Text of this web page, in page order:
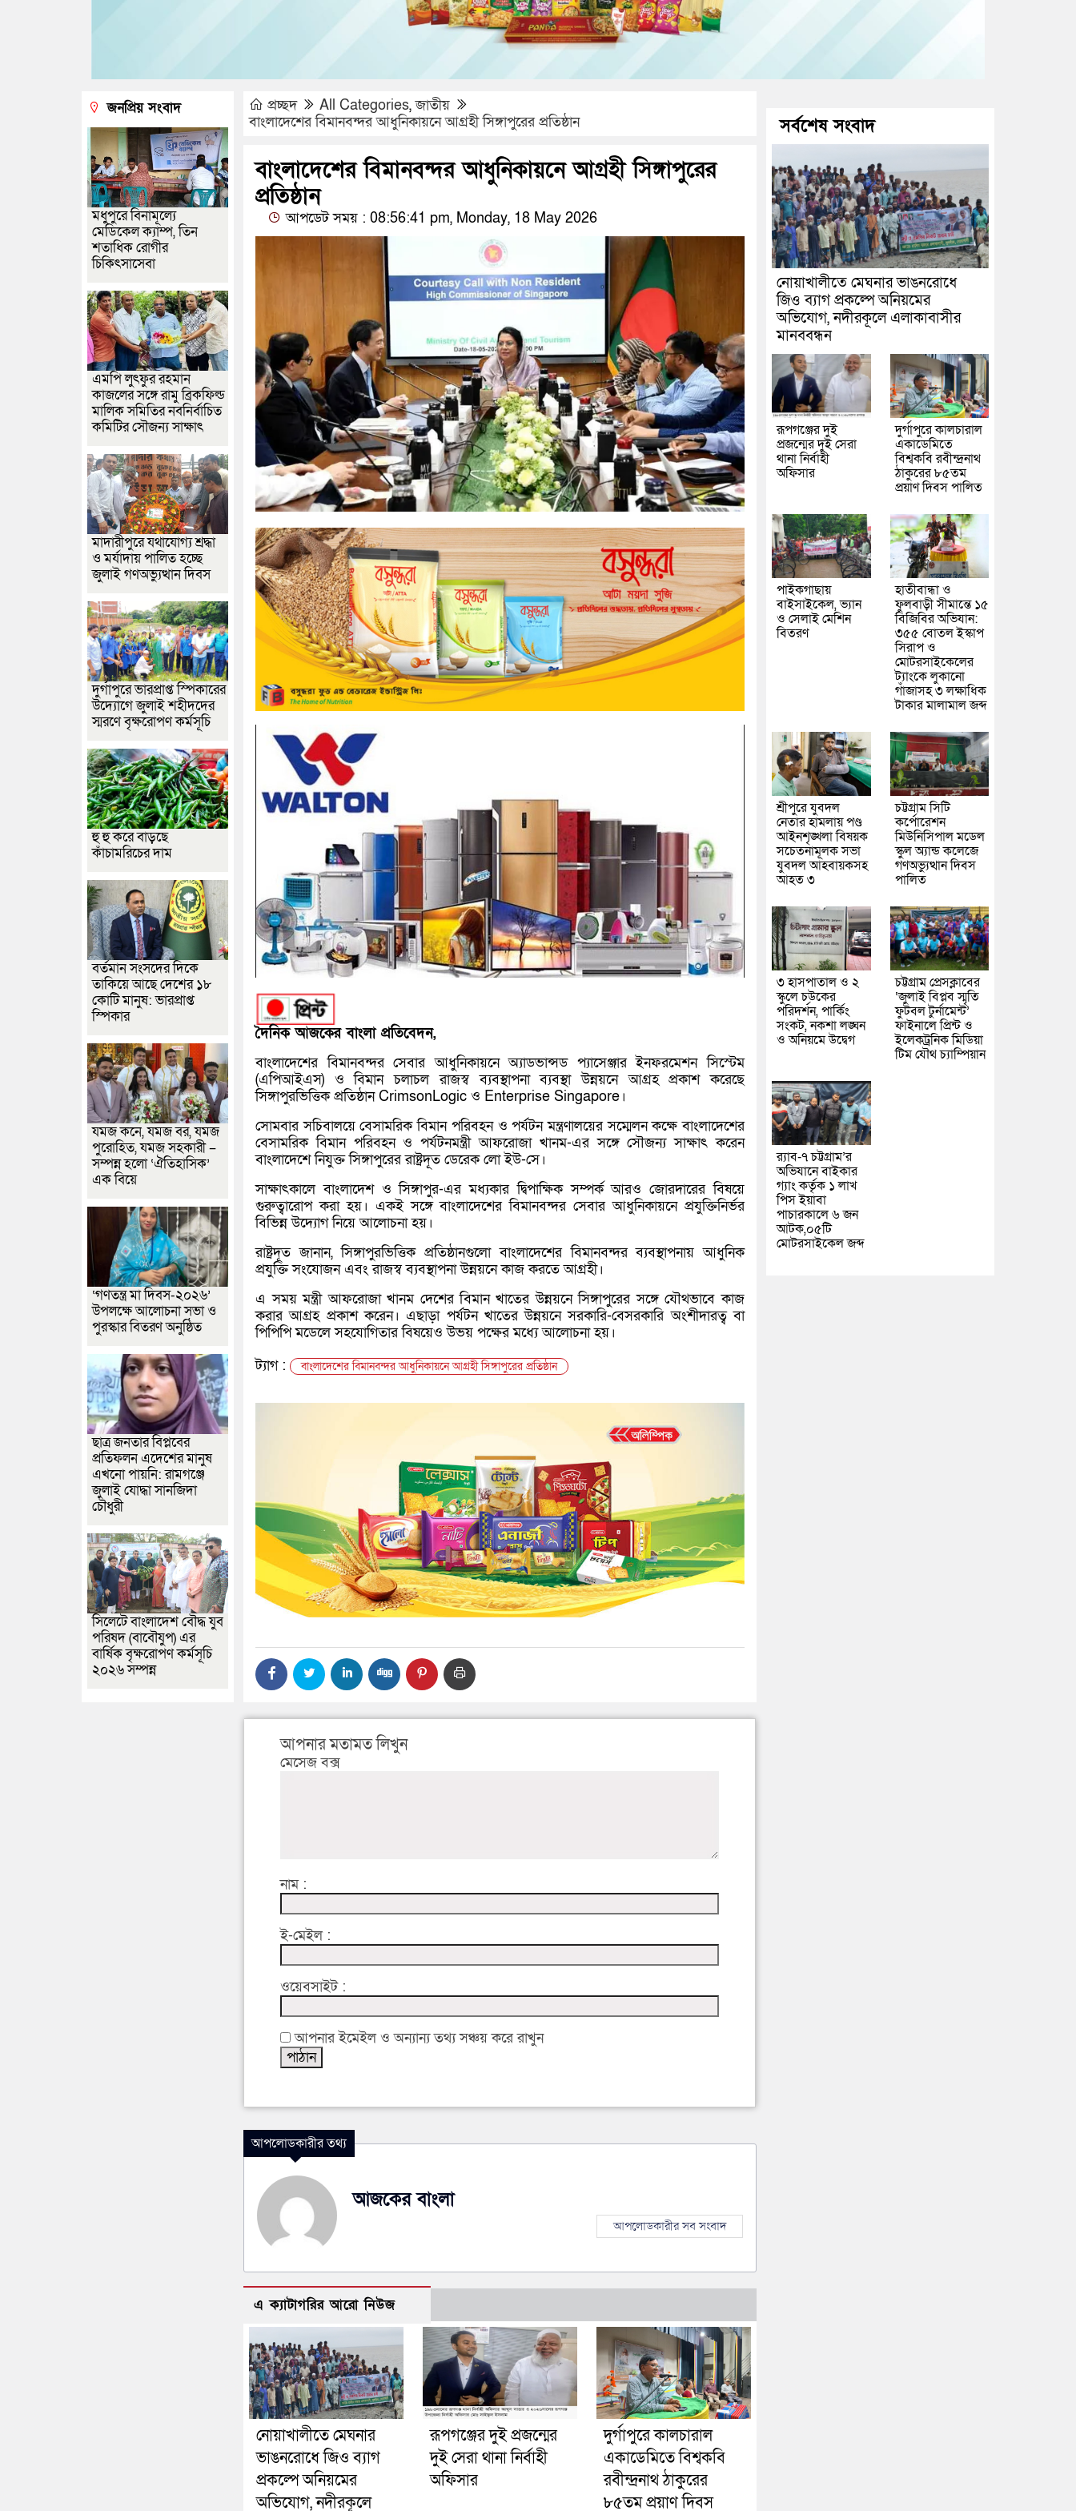
প্রচ্ছদ All Categories,জাতীয়
বাংলাদেশের বিমানবন্দর আধুনিকায়নে আগ্রহী সিঙ্গাপুরের প্রতিষ্ঠান
বাংলাদেশের বিমানবন্দর আধুনিকায়নে আগ্রহী সিঙ্গাপুরের
প্রতিষ্ঠান
আপডেট সময় : 08:56:41 pm, Monday, 18 May 2026
দৈনিক আজকের বাংলা প্রতিবেদন,
বাংলাদেশের বিমানবন্দর সেবার আধুনিকায়নে অ্যাডভান্সড প্যাসেঞ্জার ইনফরমেশন সিস্টেম
(এপিআইএস) ও বিমান চলাচল রাজস্ব ব্যবস্থাপনা ব্যবস্থা উন্নয়নে আগ্রহ প্রকাশ করেছে
সিঙ্গাপুরভিত্তিক প্রতিষ্ঠানCrimsonLogic ও Enterprise Singapore।
সোমবার সচিবালয়ে বেসামরিক বিমান পরিবহন ও পর্যটন মন্ত্রণালয়ের সম্মেলন কক্ষে বাংলাদেশের
বেসামরিক বিমান পরিবহন ও পর্যটনমন্ত্রীআফরোজা খানম-এর সঙ্গে সৌজন্য সাক্ষাৎ করেন
বাংলাদেশে নিযুক্ত সিঙ্গাপুরের রাষ্ট্রদূতডেরেক লো ইউ-সে।
সাক্ষাৎকালে বাংলাদেশ ওসিঙ্গাপুর-এর মধ্যকার দ্বিপাক্ষিক সম্পর্ক আরও জোরদারের বিষয়ে
গুরুত্বারোপ করা হয়। একই সঙ্গে বাংলাদেশের বিমানবন্দর সেবার আধুনিকায়নে প্রযুক্তিনির্ভর
বিভিন্ন উদ্যোগ নিয়ে আলোচনা হয়।
রাষ্ট্রদূত জানান, সিঙ্গাপুরভিত্তিক প্রতিষ্ঠানগুলো বাংলাদেশের বিমানবন্দর ব্যবস্থাপনায় আধুনিক
প্রযুক্তি সংযোজন এবং রাজস্ব ব্যবস্থাপনা উন্নয়নে কাজ করতে আগ্রহী।
এ সময় মন্ত্রী আফরোজা খানম দেশের বিমান খাতের উন্নয়নে সিঙ্গাপুরের সঙ্গে যৌথভাবে কাজ
করার আগ্রহ প্রকাশ করেন। এছাড়া পর্যটন খাতের উন্নয়নে সরকারি-বেসরকারি অংশীদারত্ব বা
পিপিপি মডেলে সহযোগিতার বিষয়েও উভয় পক্ষের মধ্যে আলোচনা হয়।
ট্যাগ :
বাংলাদেশের বিমানবন্দর আধুনিকায়নে আগ্রহী সিঙ্গাপুরের প্রতিষ্ঠান
আপনার মতামত লিখুন
মেসেজ বক্স
নাম :
ই-মেইল :
ওয়েবসাইট :
আপনার ইমেইল ও অন্যান্য তথ্য সঞ্চয় করে রাখুন
আপলোডকারীর তথ্য
আজকের বাংলা
আপলোডকারীর সব সংবাদ
এ ক্যাটাগরির আরো নিউজ
নোয়াখালীতে মেঘনার
ভাঙনরোধে জিও ব্যাগ
প্রকল্পে অনিয়মের
অভিযোগ, নদীরকূলে
রূপগঞ্জের দুই প্রজন্মের
দুই সেরা থানা নির্বাহী
অফিসার
দুর্গাপুরে কালচারাল
একাডেমিতে বিশ্বকবি
রবীন্দ্রনাথ ঠাকুরের
৮৫তম প্রয়াণ দিবস
জনপ্রিয় সংবাদ
মধুপুরে বিনামূল্যে
মেডিকেল ক্যাম্প, তিন
শতাধিক রোগীর
চিকিৎসাসেবা
এমপি লুৎফুর রহমান
কাজলের সঙ্গে রামু ব্রিকফিল্ড
মালিক সমিতির নবনির্বাচিত
কমিটির সৌজন্য সাক্ষাৎ
মাদারীপুরে যথাযোগ্য শ্রদ্ধা
ও মর্যাদায় পালিত হচ্ছে
জুলাই গণঅভ্যুত্থান দিবস
দুর্গাপুরে ভারপ্রাপ্ত স্পিকারের
উদ্যোগে জুলাই শহীদদের
স্মরণে বৃক্ষরোপণ কর্মসূচি
হু হু করে বাড়ছে
কাঁচামরিচের দাম
বর্তমান সংসদের দিকে
তাকিয়ে আছে দেশের ১৮
কোটি মানুষ: ভারপ্রাপ্ত
স্পিকার
যমজ কনে, যমজ বর, যমজ
পুরোহিত, যমজ সহকারী –
সম্পন্ন হলো ‘ঐতিহাসিক’
এক বিয়ে
‘গণতন্ত্র মা দিবস-২০২৬’
উপলক্ষে আলোচনা সভা ও
পুরস্কার বিতরণ অনুষ্ঠিত
ছাত্র জনতার বিপ্লবের
প্রতিফলন এদেশের মানুষ
এখনো পায়নি: রামগঞ্জে
জুলাই যোদ্ধা সানজিদা
চৌধুরী
সিলেটে বাংলাদেশ বৌদ্ধ যুব
পরিষদ (বাবৌযুপ) এর
বার্ষিক বৃক্ষরোপণ কর্মসূচি
২০২৬ সম্পন্ন
সর্বশেষ সংবাদ
নোয়াখালীতে মেঘনার ভাঙনরোধে
জিও ব্যাগ প্রকল্পে অনিয়মের
অভিযোগ, নদীরকূলে এলাকাবাসীর
মানববন্ধন
রূপগঞ্জের দুই
প্রজন্মের দুই সেরা
থানা নির্বাহী
অফিসার
দুর্গাপুরে কালচারাল
একাডেমিতে
বিশ্বকবি রবীন্দ্রনাথ
ঠাকুরের ৮৫তম
প্রয়াণ দিবস পালিত
পাইকগাছায়
বাইসাইকেল, ভ্যান
ও সেলাই মেশিন
বিতরণ
হাতীবান্ধা ও
ফুলবাড়ী সীমান্তে ১৫
বিজিবির অভিযান:
৩৫৫ বোতল ইস্কাপ
সিরাপ ও
মোটরসাইকেলের
ট্যাংকে লুকানো
গাঁজাসহ ৩ লক্ষাধিক
টাকার মালামাল জব্দ
শ্রীপুরে যুবদল
নেতার হামলায় পণ্ড
আইনশৃঙ্খলা বিষয়ক
সচেতনামূলক সভা
যুবদল আহবায়কসহ
আহত ৩
চট্টগ্রাম সিটি
কর্পোরেশন
মিউনিসিপাল মডেল
স্কুল অ্যান্ড কলেজে
গণঅভ্যুত্থান দিবস
পালিত
৩ হাসপাতাল ও ২
স্কুলে চউকের
পরিদর্শন, পার্কিং
সংকট, নকশা লঙ্ঘন
ও অনিয়মে উদ্বেগ
চট্টগ্রাম প্রেসক্লাবের
‘জুলাই বিপ্লব স্মৃতি
ফুটবল টুর্নামেন্ট’
ফাইনালে প্রিন্ট ও
ইলেকট্রনিক মিডিয়া
টিম যৌথ চ্যাম্পিয়ান
র‌্যাব-৭ চট্টগ্রাম’র
অভিযানে বাইকার
গ্যাং কর্তৃক ১ লাখ
পিস ইয়াবা
পাচারকালে ৬ জন
আটক,০৫টি
মোটরসাইকেল জব্দ